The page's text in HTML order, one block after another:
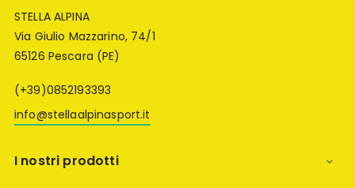
STELLA ALPINA
Via Giulio Mazzarino, 74/1
65126 Pescara (PE)
(+39)0852193393
info@stellaalpinasport.it
I nostri prodotti 